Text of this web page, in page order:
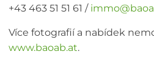
+43 463 51 51 61 /
Více fotografií a nabídek
www.baoab.at.